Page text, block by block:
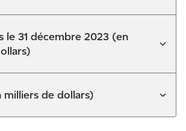
le 31 décembre 2023 (en
milliers de dollars)